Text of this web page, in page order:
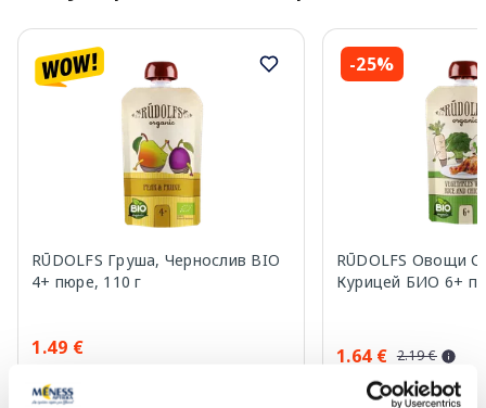
RŪDOLFS Груша, Чернослив BIO
4+ пюре, 110 г
1.49 €
-25%
RŪDOLFS Овощи
Курицей БИО 6+
1.64 € 2.19 €